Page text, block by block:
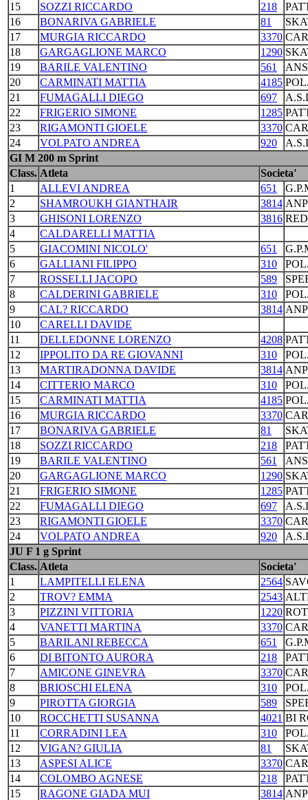
15
SOZZI RICCARDO 218
16
BONARIVA GABRIELE 81
17
MURGIA RICCARDO 3370
18
GARGAGLIONE MARCO 1290
19
BARILE VALENTINO 561
20
CARMINATI MATTIA 4185
21
FUMAGALLI DIEGO 697
22
FRIGERIO SIMONE 1285
23
RIGAMONTI GIOELE 3370
24
VOLPATO ANDREA 920
GI M 200 m Sprint
Class. Atleta
Societa'
1
ALLEVI ANDREA 651
2
SHAMROUKH GIANTHAIR 3814
3
GHISONI LORENZO 3816
4
CALDARELLI MATTIA
5
GIACOMINI NICOLO' 651
6
GALLIANI FILIPPO 310
7
ROSSELLI JACOPO 589
8
CALDERINI GABRIELE 310
9
CAL? RICCARDO 3814
10
CARELLI DAVIDE
11
DELLEDONNE LORENZO 4208
12
IPPOLITO DA RE GIOVANNI 310
13
MARTIRADONNA DAVIDE 3814
14
CITTERIO MARCO 310
15
CARMINATI MATTIA 4185
16
MURGIA RICCARDO 3370
17
BONARIVA GABRIELE 81
18
SOZZI RICCARDO 218
19
BARILE VALENTINO 561
20
GARGAGLIONE MARCO 1290
21
FRIGERIO SIMONE 1285
22
FUMAGALLI DIEGO 697
23
RIGAMONTI GIOELE 3370
24
VOLPATO ANDREA 920
JU F 1 g Sprint
Class. Atleta
Societa'
1
LAMPITELLI ELENA 2564
2
TROV? EMMA 2543
3
PIZZINI VITTORIA 1220
4
VANETTI MARTINA 3370
5
BARILANI REBECCA 651
6
DI BITONTO AURORA 218
7
AMICONE GINEVRA 3370
8
BRIOSCHI ELENA 310
9
PIROTTA GIORGIA 589
10
ROCCHETTI SUSANNA 4021 BI
11
CORRADINI LEA 310
12
VIGAN? GIULIA 81
13
ASPESI ALICE 3370
14
COLOMBO AGNESE 218
15
RAGONE GIADA MUI 3814